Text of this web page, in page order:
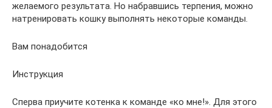
желаемого результата. Но набравшись терпения, можно
натренировать кошку выполнять некоторые команды.
Вам понадобится
Инструкция
Сперва приучите котенка к команде «ко мне!». Для этого